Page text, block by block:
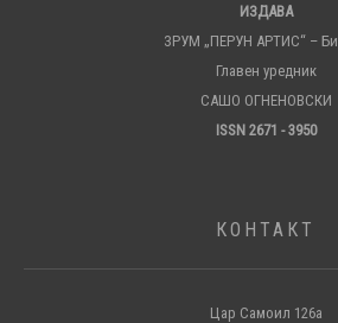
ИЗДАВА
ЗРУМ „ПЕРУН АРТИС“ –
Главен уредник
САШО ОГНЕНОВСКИ
ISSN 2671 - 3950
КОНТАКТ
Цар Самоил 126а